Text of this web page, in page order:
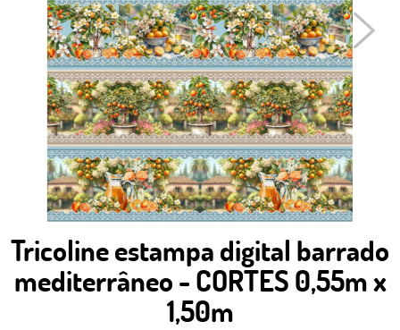
Tricoline estampa digital barrado
mediterrâneo - CORTES 0,55m x
1,50m